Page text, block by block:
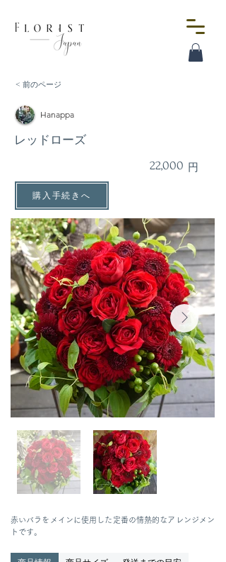
< 前のページ
Hanappa
レッドローズ
22,000 円
購入手続きへ
赤いバラをメインに使用した定番の情熱的なアレンジメン
トです。